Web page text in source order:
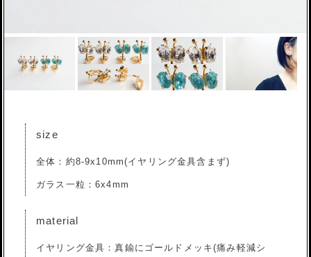
size
全体：約8-9x10mm(イヤリング金具含まず)
ガラス一粒：6x4mm
material
イヤリング金具：真鍮にゴールドメッキ(痛み軽減シ